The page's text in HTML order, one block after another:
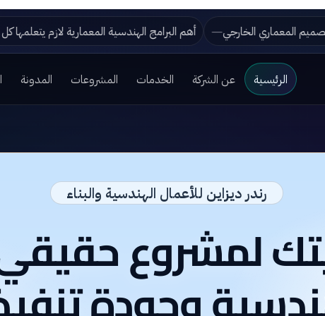
تطور التصميم المعماري الخارجي تجمع بين الفخامة والأناقة؟
الرئيسية
رندر ديزاين للأعمال الهندسية والبناء
لمشروع
وجودة